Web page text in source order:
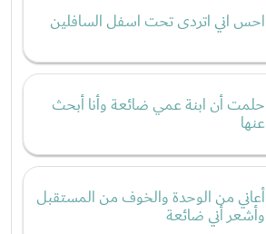
احس اني اتردى تحت اسفل السافلين
حلمت أن ابنة عمي ضائعة وأنا أبحث
عنها
أعاني من الوحدة والخوف من المستقبل
وأشعر أني ضائعة